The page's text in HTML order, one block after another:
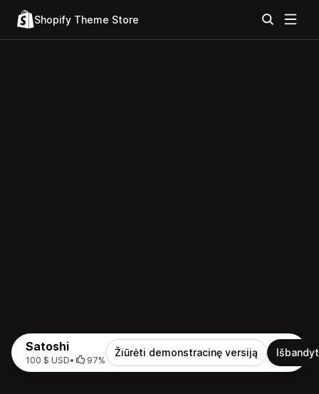
Shopify Theme Store
Satoshi
100 $ USD• 97%
Žiūrėti demonstracinę versiją